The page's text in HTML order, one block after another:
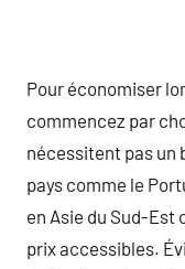
Pour économiser
commencez par
nécessitent pas un
pays comme le
en Asie du Sud-
prix accessibles.